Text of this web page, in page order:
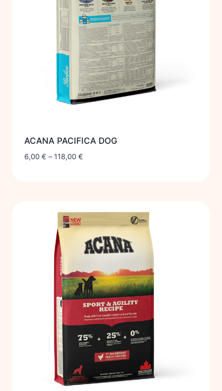
ACANA PACIFICA DOG
6,00 € – 118,00 €